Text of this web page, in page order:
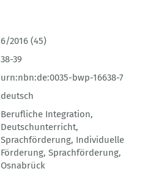
6/2016 (45)
38-39
urn:nbn:de:0035-bwp-16638-7
deutsch
Berufliche Integration,
Deutschunterricht,
Sprachförderung, Individuelle
Förderung, Sprachförderung,
Osnabrück